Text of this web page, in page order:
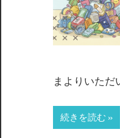
まよりいただ
続きを読む